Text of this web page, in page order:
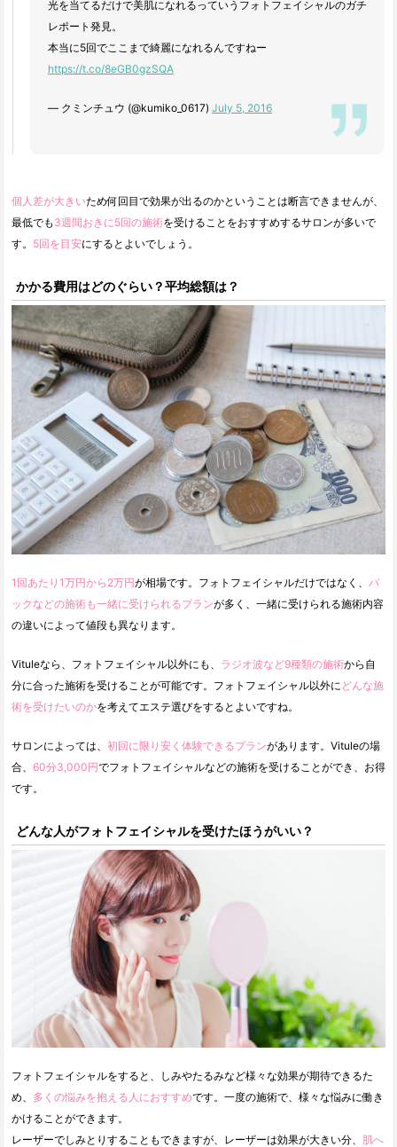
光を当てるだけで美肌になれるっていうフォトフェイシャルのガチ
レポート発見。
本当に5回でここまで綺麗になれるんですねー
https://t.co/8eGB0gzSQA
— クミンチュウ (@kumiko_0617) July 5, 2016
個人差が大きいため何回目で効果が出るのかということは断言できませんが、
最低でも 3週間おきに5回の施術を受けることをおすすめするサロンが多いで
す。 5回を目安にするとよいでしょう。
かかる費用はどのぐらい？平均総額は？
1回あたり1万円から2万円が相場です。フォトフェイシャルだけではなく、 パ
ックなどの施術も一緒に受けられるプランが多く、一緒に受けられる施術内容
の違いによって値段も異なります。
Vituleなら、フォトフェイシャル以外にも、 ラジオ波など9種類の施術から自
分に合った施術を受けることが可能です。フォトフェイシャル以外に どんな施
術を受けたいのかを考えてエステ選びをするとよいですね。
サロンによっては、 初回に限り安く体験できるプランがあります。Vituleの場
合、 60分3,000円でフォトフェイシャルなどの施術を受けることができ、お得
です。
どんな人がフォトフェイシャルを受けたほうがいい？
フォトフェイシャルをすると、しみやたるみなど様々な効果が期待できるた
め、 多くの悩みを抱える人におすすめです。一度の施術で、様々な悩みに働き
かけることができます。
レーザーでしみとりすることもできますが、レーザーは効果が大きい分、 肌へ